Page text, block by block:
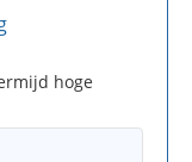
hoge